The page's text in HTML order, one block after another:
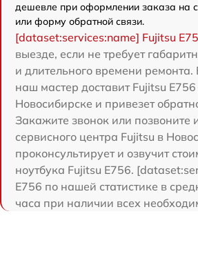
дешевле при оформлении заказа на
или форму обратной связи.
[dataset:services:name] Fujitsu
выезде, если не требует
и длительного времени ремонта.
наш мастер доставит Fujitsu
Новосибирске и привезет
Закажите звонок или позвоните
сервисного центра Fujitsu в
проконсультирует и озвучит
ноутбука Fujitsu E756.
E756 по нашей статистике в
часа при наличии всех